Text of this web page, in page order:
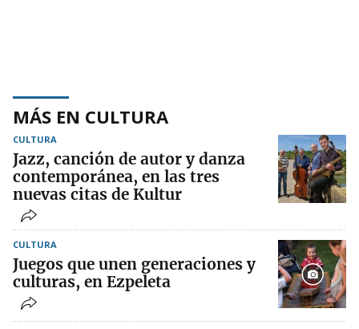
MÁS EN CULTURA
CULTURA
Jazz, canción de autor y danza
contemporánea, en las tres
nuevas citas de Kultur
CULTURA
Juegos que unen generaciones y
culturas, en Ezpeleta